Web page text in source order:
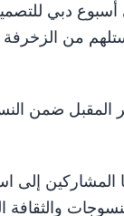
في أسبوع دبي
يستلهم من
للمرة الأولى في حي دبي
المشاركين إلى